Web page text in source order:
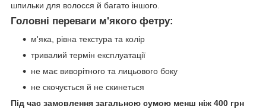
шпильки для волосся й багато іншого.
Головні переваги м'якого фетру:
м'яка, рівна текстура та колір
тривалий термін експлуатації
не має виворітного та лицьового боку
не скочується й не скинеться
Під час замовлення загальною сумою менш ніж 400 грн